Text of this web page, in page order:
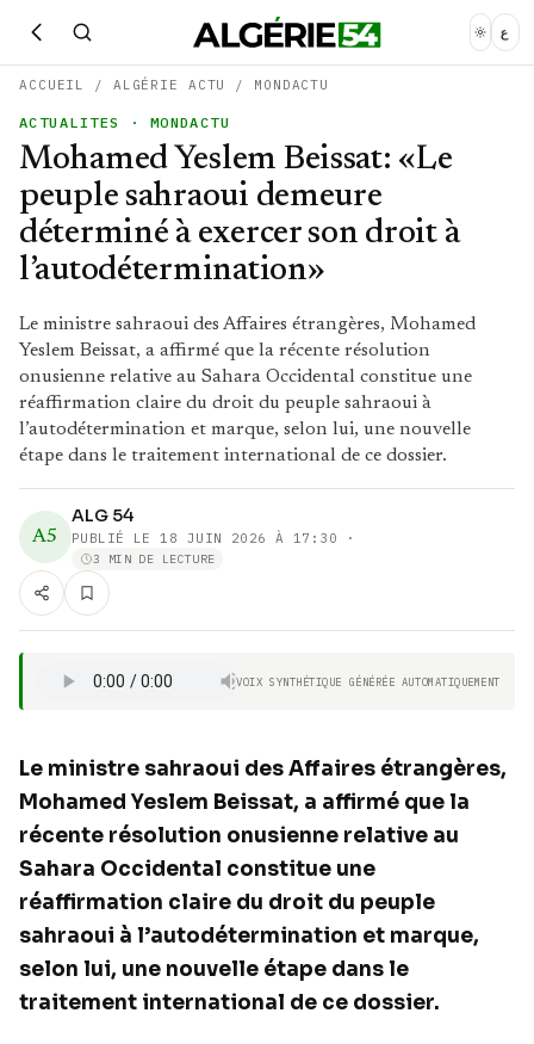
ع
ACCUEIL / ALGÉRIE ACTU / MONDACTU
ACTUALITES · MONDACTU
Mohamed Yeslem Beissat: «Le
peuple sahraoui demeure
déterminé à exercer son droit à
l’autodétermination»
Le ministre sahraoui des Affaires étrangères, Mohamed
Yeslem Beissat, a affirmé que la récente résolution
onusienne relative au Sahara Occidental constitue une
réaffirmation claire du droit du peuple sahraoui à
l’autodétermination et marque, selon lui, une nouvelle
étape dans le traitement international de ce dossier.
A5
ALG 54
PUBLIÉ LE 18 JUIN 2026 À 17:30 ·
3 MIN DE LECTURE
VOIX SYNTHÉTIQUE GÉNÉRÉE AUTOMATIQUEMENT
Le ministre sahraoui des Affaires étrangères,
Mohamed Yeslem Beissat, a affirmé que la
récente résolution onusienne relative au
Sahara Occidental constitue une
réaffirmation claire du droit du peuple
sahraoui à l’autodétermination et marque,
selon lui, une nouvelle étape dans le
traitement international de ce dossier.